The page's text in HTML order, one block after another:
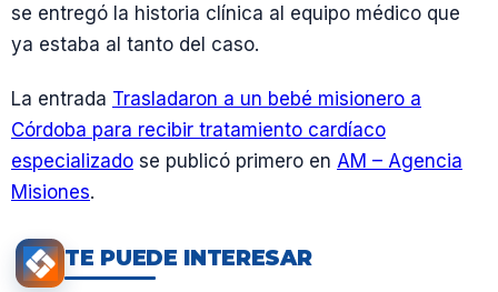
se entregó la historia clínica al equipo médico que
ya estaba al tanto del caso.
La entrada Trasladaron a un bebé misionero a
Córdoba para recibir tratamiento cardíaco
especializado se publicó primero en AM – Agencia
Misiones.
TE PUEDE INTERESAR